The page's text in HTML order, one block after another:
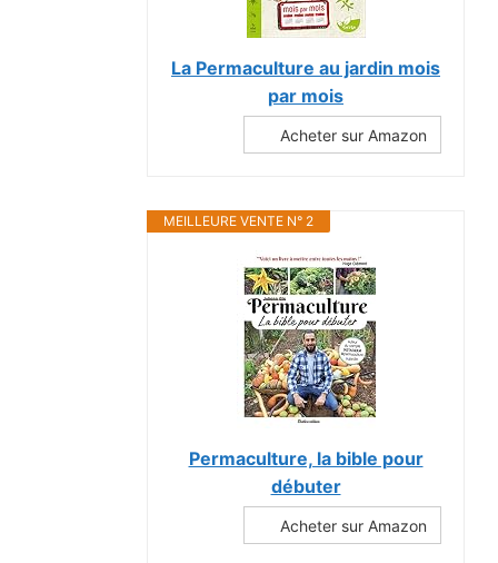
La Permaculture au jardin mois
par mois
Acheter sur Amazon
MEILLEURE VENTE N° 2
Permaculture, la bible pour
débuter
Acheter sur Amazon